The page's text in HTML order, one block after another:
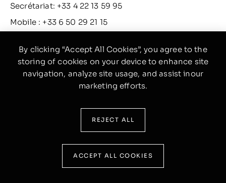
Secrétariat: +33 4 22 13 59 95
Mobile : +33 6 50 29 21 15
INFO
By clicking “Accept All Cookies”, you agree to the
storing of cookies on your device to enhance site
navigation, analyze site usage, and assist inour
marketing efforts.
REJECT ALL
ACCEPT ALL COOKIES